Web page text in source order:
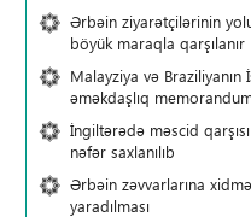
Ərbəin ziyarətçilərinin
böyük maraqla qarşılanır
Malayziya və Braziliyanın
əməkdaşlıq
İngiltərədə məscid
nəfər saxlanılıb
Ərbəin zəvvarlarına
yaradılması